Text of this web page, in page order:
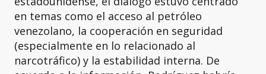
en temas como el acceso al petróleo
venezolano, la cooperación en seguridad
(especialmente en lo relacionado al
narcotráfico) y la estabilidad interna. De